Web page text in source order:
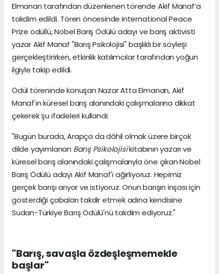
Elmanan tarafından düzenlenen törende Akif Manaf’a
takdim edildi. Tören öncesinde International Peace
Prize ödüllü, Nobel Barış Ödülü adayı ve barış aktivisti
yazar Akif Manaf "Barış Psikolojisi" başlıklı bir söyleşi
gerçekleştirirken, etkinlik katılımcılar tarafından yoğun
ilgiyle takip edildi.
Ödül töreninde konuşan Nazar Atta Elmanan, Akif
Manaf'ın küresel barış alanındaki çalışmalarına dikkat
çekerek şu ifadeleri kullandı:
"Bugün burada, Arapça da dâhil olmak üzere birçok
dilde yayımlanan Barış Psikolojisikitabının yazarı ve
küresel barış alanındaki çalışmalarıyla öne çıkan Nobel
Barış Ödülü adayı Akif Manaf'ı ağırlıyoruz. Hepimiz
gerçek barışı arıyor ve istiyoruz. Onun barışın inşası için
gösterdiği çabaları takdir etmek adına kendisine
Sudan-Türkiye Barış Ödülü'nü takdim ediyoruz."
"Barış, savaşla özdeşleşmemekle
başlar"